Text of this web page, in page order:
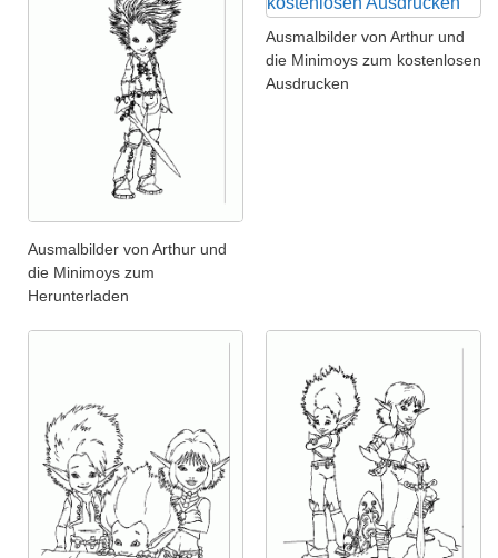
Ausmalbilder von Arthur und
die Minimoys zum
Herunterladen
Ausmalbilder von Arthur und
die Minimoys zum kostenlosen
Ausdrucken